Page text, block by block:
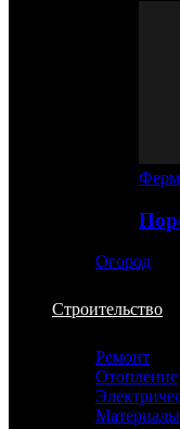
Огород
Строительство
Ремонт
Отопление
Материалы